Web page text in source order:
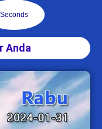
Seconds
Anda